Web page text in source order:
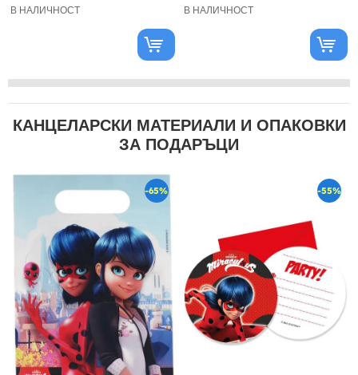
В НАЛИЧНОСТ В НАЛИЧНОСТ
КАНЦЕЛАРСКИ МАТЕРИАЛИ И ОПАКОВКИ
ЗА ПОДАРЪЦИ
-65% -55%